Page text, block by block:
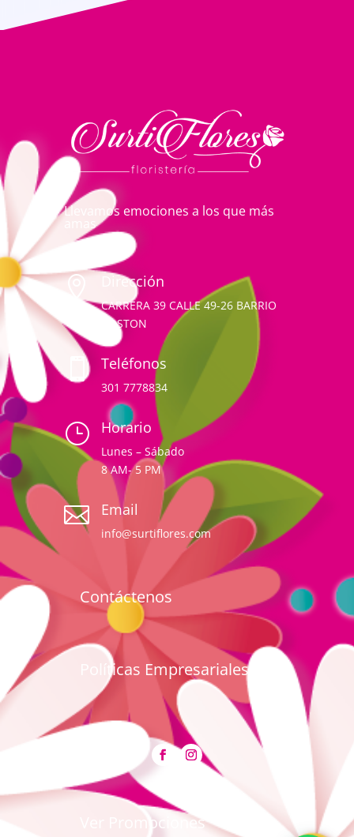
Llevamos emociones a los que más
amas
 Dirección
CARRERA 39 CALLE 49-26 BARRIO
BOSTON
 Teléfonos
301 7778834
} Horario
Lunes – Sábado
8 AM- 5 PM
 Email
info@surtiflores.com
Contáctenos
Políticas Empresariales
Ver Promociones